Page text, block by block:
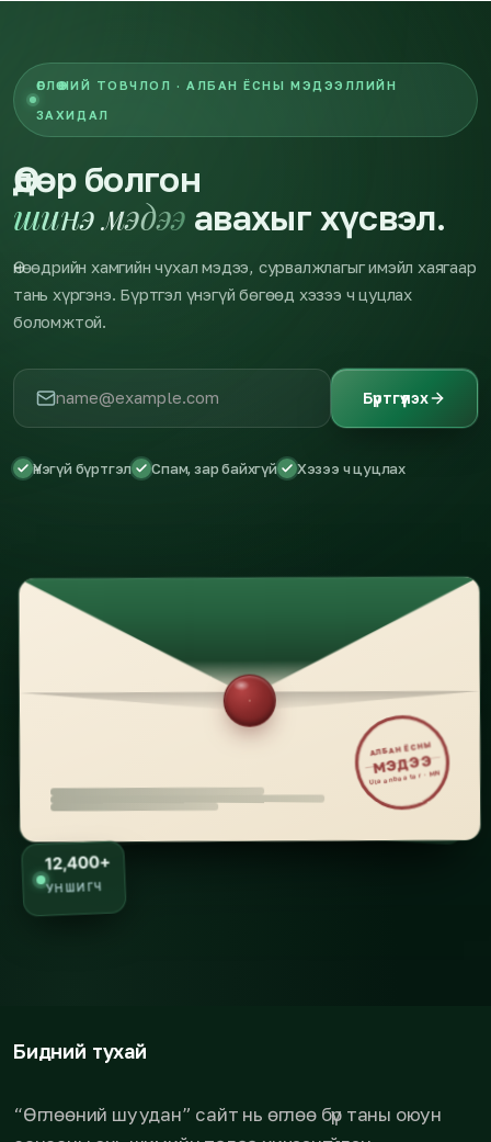
ӨГЛӨӨНИЙ ТОВЧЛОЛ · АЛБАН ЁСНЫ МЭДЭЭЛЛИЙН
ЗАХИДАЛ
Өдөр болгон
шинэ мэдээ авахыг хүсвэл.
Өнөөдрийн хамгийн чухал мэдээ, сурвалжлагыг имэйл хаягаар
тань хүргэнэ. Бүртгэл үнэгүй бөгөөд хэзээ ч цуцлах
боломжтой.
Бүртгүүлэх
Үнэгүй бүртгэл Спам, зар байхгүй Хэзээ ч цуцлах
АЛБАН ЁСНЫ
МЭДЭЭ
Ulaanbaatar · MN
12,400+
УНШИГЧ
Бидний тухай
“Өглөөний шуудан” сайт нь өглөө бүр таны оюун